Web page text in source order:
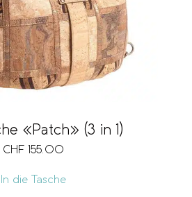
«Patch» (3 in 1)
CHF 155.00
In die Tasche